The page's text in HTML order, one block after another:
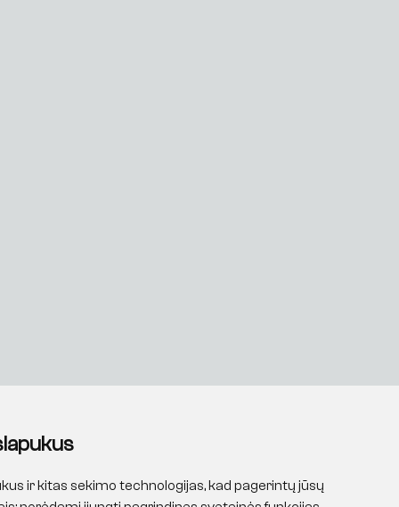
ir kitas sekimo technologijas, kad pagerintų jūsų